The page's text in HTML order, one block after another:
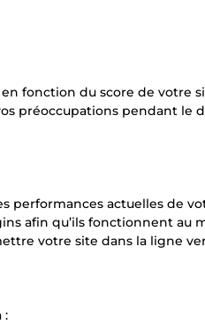
fonction du score de votre
préoccupations pendant le
performances actuelles de
afin qu’ils fonctionnent au
votre site dans la ligne
: